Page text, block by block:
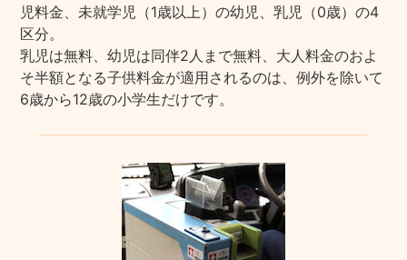
児料金、未就学児（1歳以上）の幼児、乳児（0歳）の4
区分。
乳児は無料、幼児は同伴2人まで無料、大人料金のおよ
そ半額となる子供料金が適用されるのは、例外を除いて
6歳から12歳の小学生だけです。